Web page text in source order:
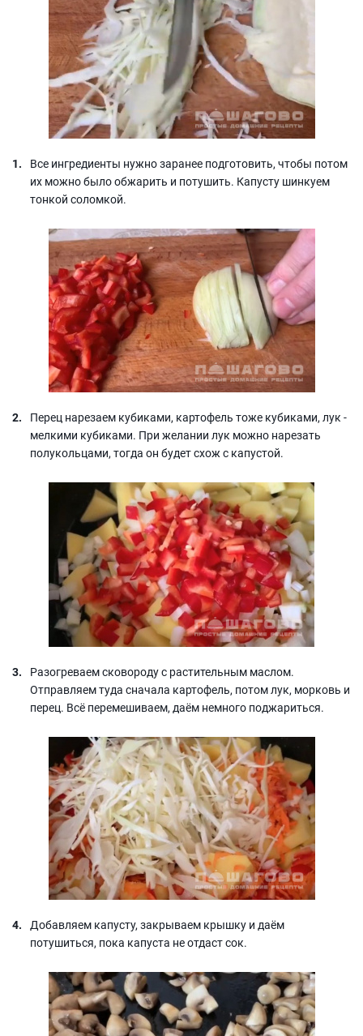
Все ингредиенты нужно заранее подготовить, чтобы потом
их можно было обжарить и потушить. Капусту шинкуем
тонкой соломкой.
Перец нарезаем кубиками, картофель тоже кубиками, лук -
мелкими кубиками. При желании лук можно нарезать
полукольцами, тогда он будет схож с капустой.
Разогреваем сковороду с растительным маслом.
Отправляем туда сначала картофель, потом лук, морковь и
перец. Всё перемешиваем, даём немного поджариться.
Добавляем капусту, закрываем крышку и даём
потушиться, пока капуста не отдаст сок.